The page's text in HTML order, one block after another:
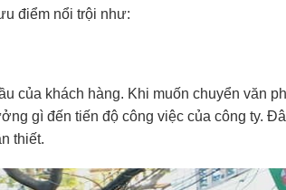
điểm nổi trội như:
của khách hàng. Khi muốn chuyển văn
gì đến tiến độ công việc của công ty.
thiết.